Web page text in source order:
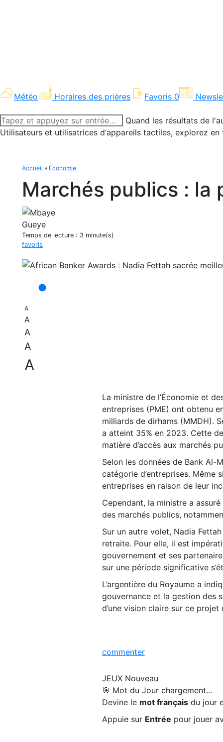
Météo Horaires des prières Favoris 0
Recherche
:
Quand les résultats de
Utilisateurs et utilisatrices d‘appareils tactiles, explorez
Accueil » Économie
Marchés publics : la
Temps de lecture : 3 minute(s)
favoris
A
A
A
A
A
La ministre de l’Économie et
entreprises (PME) ont obtenu
milliards de dirhams (MMDH).
a atteint 35% en 2023. Cette
matière d’accès aux marchés
Selon les données de Bank Al-
catégorie d’entreprises. Même
entreprises en raison de leur
Cependant, la ministre a
des marchés publics,
Sur un autre volet, Nadia
retraite. Pour elle, il est
gouvernement et ses
sur une période significative
L’argentière du Royaume a
gouvernance et la gestion des
d’une vision claire sur ce
commenter
JEUX Nouveau
🎯 Mot du Jour chargement...
Devine le mot françaisdu jour
Appuie sur Entrée pour jouer